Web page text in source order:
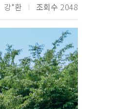
강*환 조회수 2048